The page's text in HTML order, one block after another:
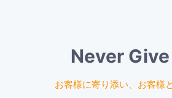
Never
お客様に寄り添い、お客様